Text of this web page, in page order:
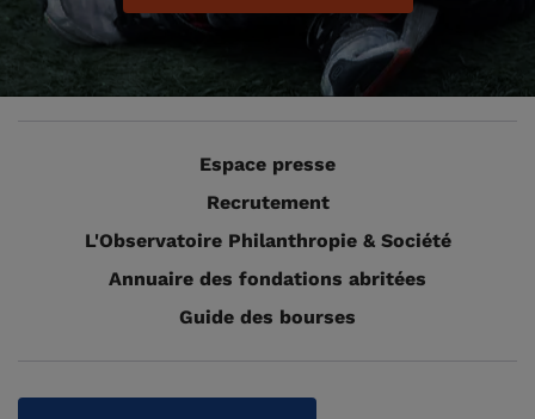
Espace presse
Recrutement
L'Observatoire Philanthropie & Société
Annuaire des fondations abritées
Guide des bourses